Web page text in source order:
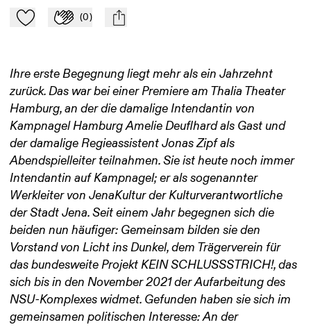
Zu Mein-TdZ hinzufügen
Applaudieren
(0) mail
Ihre erste Begegnung liegt mehr als ein Jahrzehnt
zurück. Das war bei einer Premiere am Thalia Theater
Hamburg, an der die damalige Intendantin von
Kampnagel Hamburg Amelie Deuflhard als Gast und
der damalige Regieassistent Jonas Zipf als
Abendspielleiter teilnahmen. Sie ist heute noch immer
Intendantin auf Kampnagel; er als sogenannter
Werkleiter von JenaKultur der Kulturverantwortliche
der Stadt Jena. Seit einem Jahr begegnen sich die
beiden nun häufiger: Gemeinsam bilden sie den
Vorstand von Licht ins Dunkel, dem Trägerverein für
das bundesweite Projekt KEIN SCHLUSSSTRICH!, das
sich bis in den November 2021 der Aufarbeitung des
NSU-Komplexes widmet. Gefunden haben sie sich im
gemeinsamen politischen Interesse: An der